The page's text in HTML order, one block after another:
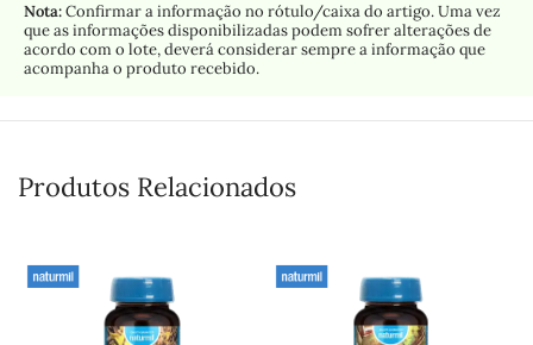
Nota:Confirmar a informação no rótulo/caixa do artigo. Uma vez
que as informações disponibilizadas podem sofrer alterações de
acordo com o lote, deverá considerar sempre a informação que
acompanha o produto recebido.
Produtos Relacionados